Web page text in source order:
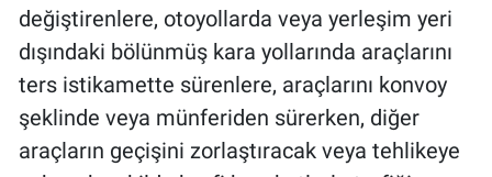
değiştirenlere, otoyollarda veya yerleşim yeri
dışındaki bölünmüş kara yollarında araçlarını
ters istikamette sürenlere, araçlarını konvoy
şeklinde veya münferiden sürerken, diğer
araçların geçişini zorlaştıracak veya tehlikeye